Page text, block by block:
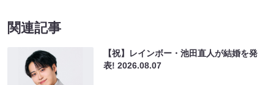
関連記事
【祝】レインボー・池田直人が結婚を発
表!2026.08.07